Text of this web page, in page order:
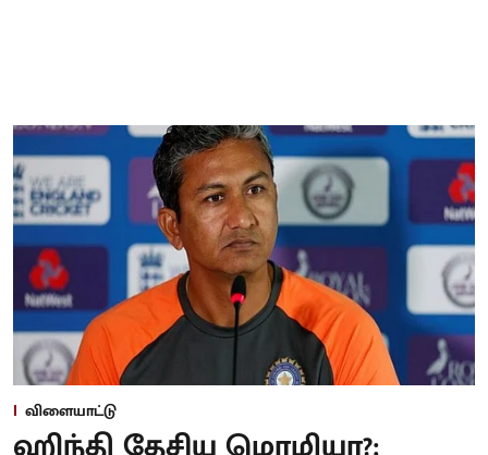
விளையாட்டு